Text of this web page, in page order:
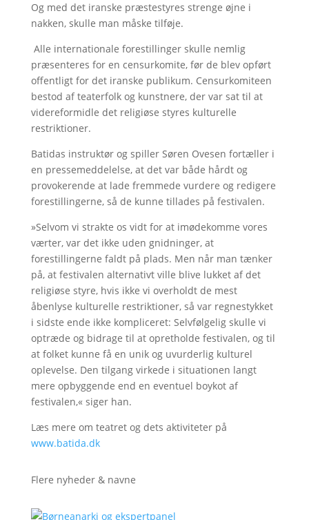
Og med det iranske præstestyres strenge øjne i
nakken, skulle man måske tilføje.
Alle internationale forestillinger skulle nemlig
præsenteres for en censurkomite, før de blev opført
offentligt for det iranske publikum. Censurkomiteen
bestod af teaterfolk og kunstnere, der var sat til at
videreformidle det religiøse styres kulturelle
restriktioner.
Batidas instruktør og spiller Søren Ovesen fortæller i
en pressemeddelelse, at det var både hårdt og
provokerende at lade fremmede vurdere og redigere
forestillingerne, så de kunne tillades på festivalen.
»Selvom vi strakte os vidt for at imødekomme vores
værter, var det ikke uden gnidninger, at
forestillingerne faldt på plads. Men når man tænker
på, at festivalen alternativt ville blive lukket af det
religiøse styre, hvis ikke vi overholdt de mest
åbenlyse kulturelle restriktioner, så var regnestykket
i sidste ende ikke kompliceret: Selvfølgelig skulle vi
optræde og bidrage til at opretholde festivalen, og til
at folket kunne få en unik og uvurderlig kulturel
oplevelse. Den tilgang virkede i situationen langt
mere opbyggende end en eventuel boykot af
festivalen,« siger han.
Læs mere om teatret og dets aktiviteter på
www.batida.dk
Flere nyheder & navne